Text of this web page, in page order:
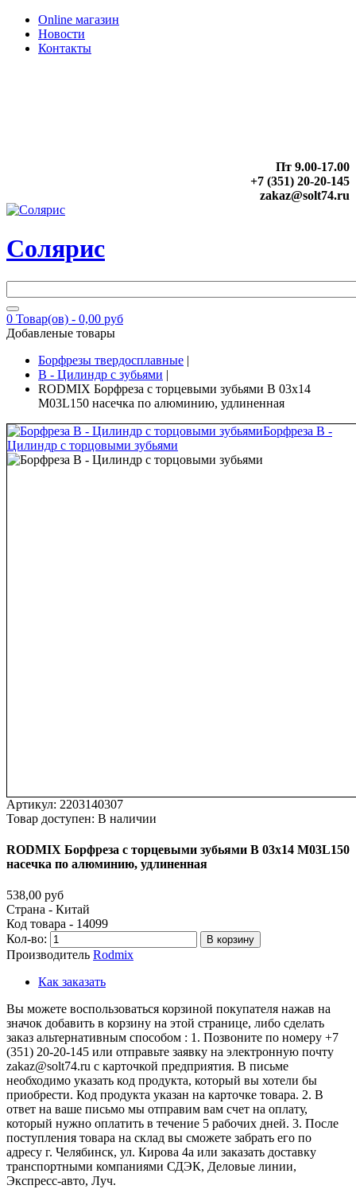
Online магазин
Новости
Контакты
Пт 9.00-17.00
+7 (351) 20-20-145
zakaz@solt74.ru
Солярис
0 Товар(ов) - 0,00 руб
Добавленые товары
Борфрезы твердосплавные |
B - Цилиндр с зубьями |
RODMIX Борфреза с торцевыми зубьями B 03х14
M03L150 насечка по алюминию, удлиненная
Борфреза B -
Цилиндр с торцовыми зубьями
Артикул: 2203140307
Товар доступен: В наличии
RODMIX Борфреза с торцевыми зубьями B 03х14 M03L150
насечка по алюминию, удлиненная
538,00 руб
Страна - Китай
Код товара - 14099
Кол-во:
В корзину
Производитель Rodmix
Как заказать
Вы можете воспользоваться корзиной покупателя нажав на
значок добавить в корзину на этой странице, либо сделать
заказ альтернативным способом : 1. Позвоните по номеру +7
(351) 20-20-145 или отправьте заявку на электронную почту
zakaz@solt74.ru с карточкой предприятия. В письме
необходимо указать код продукта, который вы хотели бы
приобрести. Код продукта указан на карточке товара. 2. В
ответ на ваше письмо мы отправим вам счет на оплату,
который нужно оплатить в течение 5 рабочих дней. 3. После
поступления товара на склад вы сможете забрать его по
адресу г. Челябинск, ул. Кирова 4а или заказать доставку
транспортными компаниями СДЭК, Деловые линии,
Экспресс-авто, Луч.